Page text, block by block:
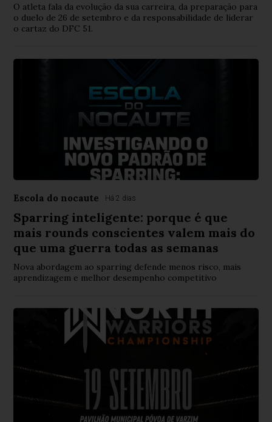
O atleta fala da evolução da sua carreira, da preparação para
o duelo de 26 de setembro e da responsabilidade de liderar
o cartaz do DFC 51.
Escola do nocaute Há 2 dias
Sparring inteligente: porque é que
mais rounds conscientes valem mais do
que uma guerra todas as semanas
Nova abordagem ao sparring defende menos risco, mais
aprendizagem e melhor desempenho competitivo